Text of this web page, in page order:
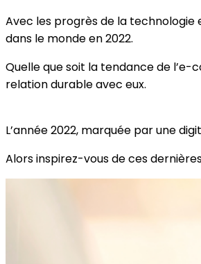
Avec les progrès de la
dans le monde en 2022.
Quelle que soit la tendance de l’e-
relation durable avec eux.
L’année 2022, marquée par une
Alors inspirez-vous de ces